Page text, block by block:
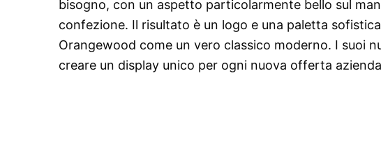
bisogno, con un aspetto particolarmente bello sul
confezione. Il risultato è un logo e una paletta
Orangewood come un vero classico moderno. I suoi
creare un display unico per ogni nuova offerta